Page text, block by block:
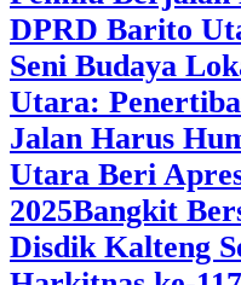
DPRD Barito
Seni Budaya
Utara:
Jalan Harus
Utara Beri
2025‎Bangkit
Disdik Kalteng